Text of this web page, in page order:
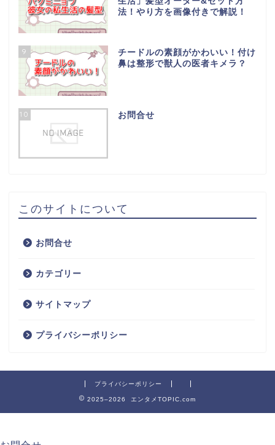
法！やり方を画像付きで解説！
9
チードルの素顔がかわいい！付け
鼻は整形で獣人の医者キメラ？
10 お問合せ
このサイトについて
お問合せ
カテゴリー
サイトマップ
プライバシーポリシー
プライバシーポリシー
2025–2026 エンタメTOPIC.com